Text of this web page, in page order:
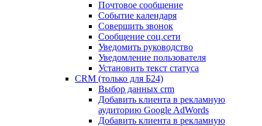
Почтовое сообщение
Событие календаря
Совершить звонок
Сообщение соц.сети
Уведомить руководство
Уведомление пользователя
Установить текст статуса
CRM (только для Б24)
Выбор данных crm
Добавить клиента в рекламную
аудиторию Google AdWords
Добавить клиента в рекламную